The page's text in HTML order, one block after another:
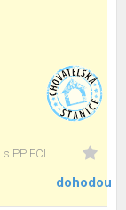
s PP FCI
dohodou